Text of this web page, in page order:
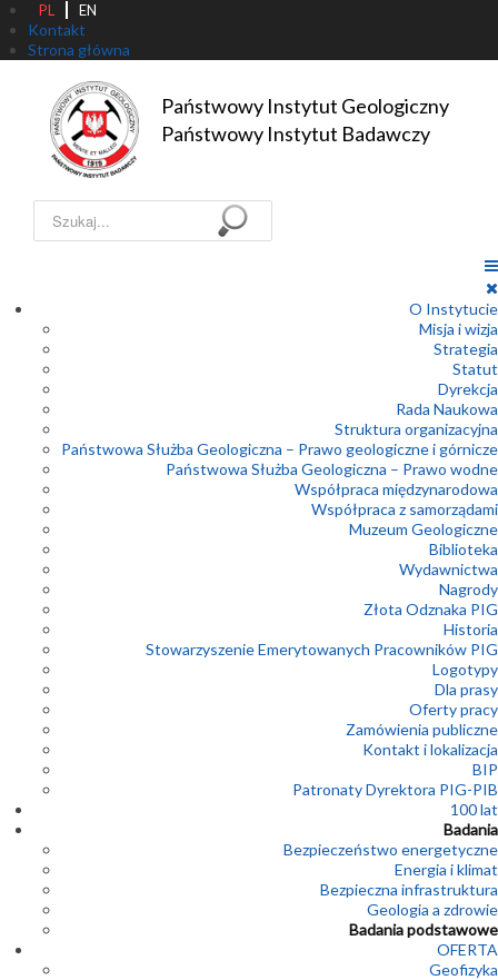
PL EN
Kontakt
Strona główna
Państwowy Instytut Geologiczny
Państwowy Instytut Badawczy
Szukaj...
O Instytucie
Misja i wizja
Strategia
Statut
Dyrekcja
Rada Naukowa
Struktura organizacyjna
Państwowa Służba Geologiczna – Prawo geologiczne i górnicze
Państwowa Służba Geologiczna – Prawo wodne
Współpraca międzynarodowa
Współpraca z samorządami
Muzeum Geologiczne
Biblioteka
Wydawnictwa
Nagrody
Złota Odznaka PIG
Historia
Stowarzyszenie Emerytowanych Pracowników PIG
Logotypy
Dla prasy
Oferty pracy
Zamówienia publiczne
Kontakt i lokalizacja
BIP
Patronaty Dyrektora PIG-PIB
100 lat
Badania
Bezpieczeństwo energetyczne
Energia i klimat
Bezpieczna infrastruktura
Geologia a zdrowie
Badania podstawowe
OFERTA
Geofizyka